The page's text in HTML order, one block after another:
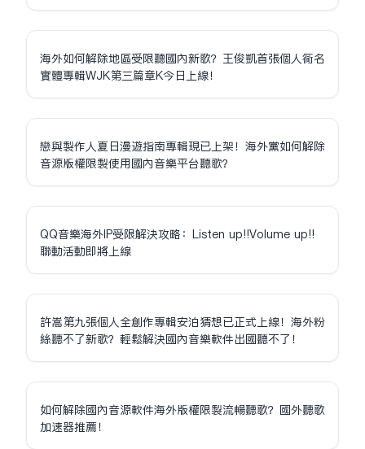
海外如何解除地區受限聽國內新歌？王俊凱首張個人同名
實體專輯WJK第三篇章K今日上線！
戀與製作人夏日漫遊指南專輯現已上架！海外黨如何解除
音源版權限制使用國內音樂平台聽歌？
QQ音樂海外IP受限解決攻略：Listen up!!Volume up!!
聯動活動即將上線
許嵩第九張個人全創作專輯安泊猜想已正式上線！海外粉
絲聽不了新歌？輕鬆解決國內音樂軟件出國聽不了！
如何解除國內音源軟件海外版權限制流暢聽歌？國外聽歌
加速器推薦！